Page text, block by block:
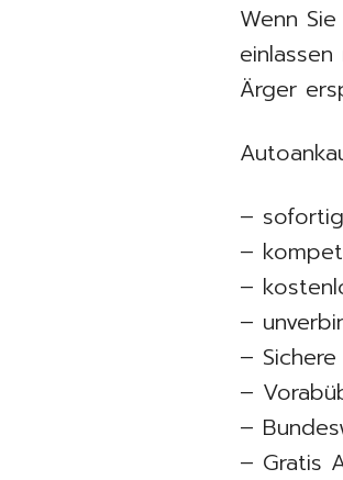
Wenn
Ärger
–
–
–
–
–
–
–
– Gratis